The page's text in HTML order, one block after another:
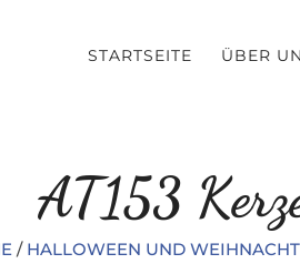
STARTSEITE ÜBER
AT153
/ HALLOWEEN UND